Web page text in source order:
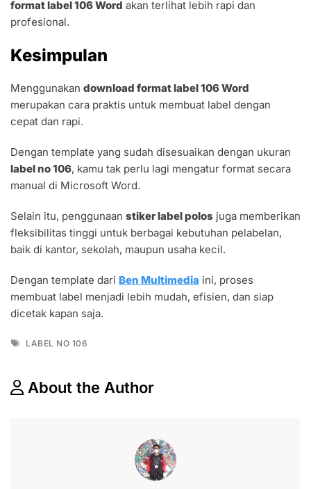
format label 106 Word akan terlihat lebih rapi dan
profesional.
Kesimpulan
Menggunakan download format label 106 Word
merupakan cara praktis untuk membuat label dengan
cepat dan rapi.
Dengan template yang sudah disesuaikan dengan ukuran
label no 106, kamu tak perlu lagi mengatur format secara
manual di Microsoft Word.
Selain itu, penggunaan stiker label polos juga memberikan
fleksibilitas tinggi untuk berbagai kebutuhan pelabelan,
baik di kantor, sekolah, maupun usaha kecil.
Dengan template dari Ben Multimedia ini, proses
membuat label menjadi lebih mudah, efisien, dan siap
dicetak kapan saja.
Tags
LABEL NO 106
About the Author